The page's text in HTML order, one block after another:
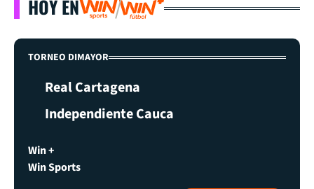
HOY EN
TORNEO DIMAYOR
Real Cartagena
Independiente Cauca
Win +
Win Sports